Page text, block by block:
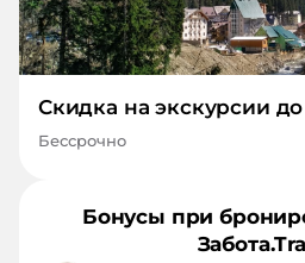
Скидка на экскурсии до
Бессрочно
Бонусы при